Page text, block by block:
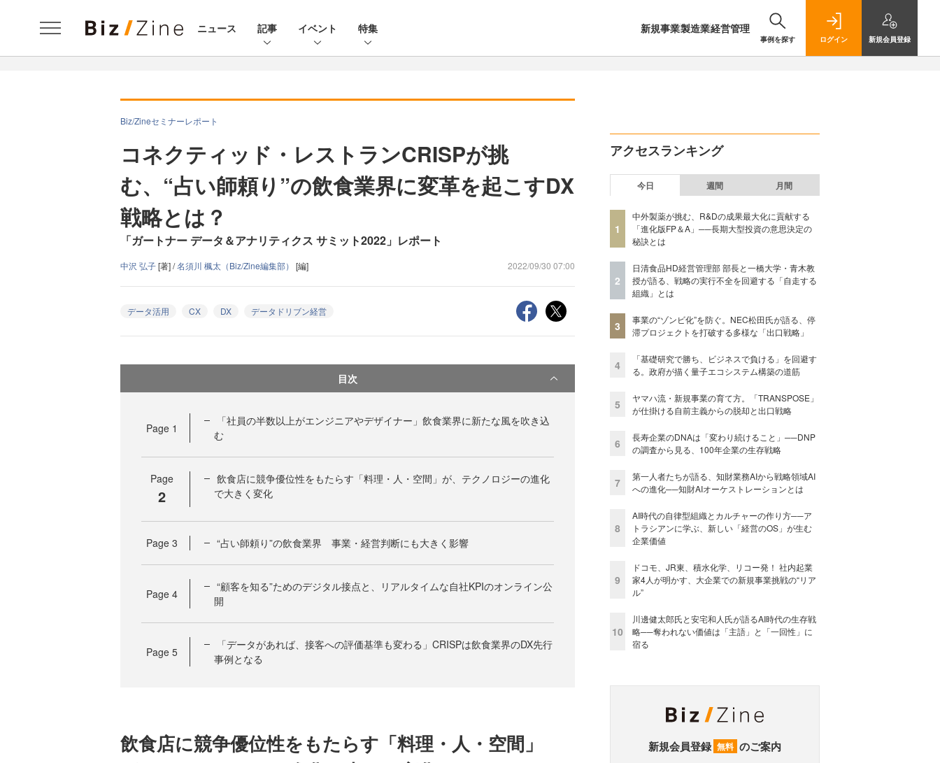
ニュース 記事 イベント 特集 新規事業製造業経営管理
事例を探す ログイン 新規会員登録
Biz/Zineセミナーレポート
コネクティッド・レストランCRISPが挑
む、“占い師頼り”の飲食業界に変革を起こすDX
戦略とは？
「ガートナー データ＆アナリティクス サミット2022」レポート
中沢 弘子[著] /名須川 楓太（Biz/Zine編集部） [編] 2022/09/30 07:00
データ活用 CX DX データドリブン経営
目次
Page 1
「社員の半数以上がエンジニアやデザイナー」飲食業界に新たな風を吹き込
む
Page
2
飲食店に競争優位性をもたらす「料理・人・空間」が、テクノロジーの進化
で大きく変化
Page 3 “占い師頼り”の飲食業界 事業・経営判断にも大きく影響
Page 4
“顧客を知る”ためのデジタル接点と、リアルタイムな自社KPIのオンライン公
開
Page 5
「データがあれば、接客への評価基準も変わる」CRISPは飲食業界のDX先行
事例となる
飲食店に競争優位性をもたらす「料理・人・空間」
アクセスランキング
今日 週間 月間
1
中外製薬が挑む、R&Dの成果最大化に貢献する
「進化版FP＆A」──長期大型投資の意思決定の
秘訣とは
2
日清食品HD経営管理部 部長と一橋大学・青木教
授が語る、戦略の実行不全を回避する「自走する
組織」とは
3
事業の“ゾンビ化”を防ぐ。NEC松田氏が語る、停
滞プロジェクトを打破する多様な「出口戦略」
4
「基礎研究で勝ち、ビジネスで負ける」を回避す
る。政府が描く量子エコシステム構築の道筋
5
ヤマハ流・新規事業の育て方。「TRANSPOSE」
が仕掛ける自前主義からの脱却と出口戦略
6
長寿企業のDNAは「変わり続けること」──DNP
の調査から見る、100年企業の生存戦略
7
第一人者たちが語る、知財業務AIから戦略領域AI
への進化──知財AIオーケストレーションとは
8
AI時代の自律型組織とカルチャーの作り方──ア
トラシアンに学ぶ、新しい「経営のOS」が生む
企業価値
9
ドコモ、JR東、積水化学、リコー発！ 社内起業
家4人が明かす、大企業での新規事業挑戦の“リア
ル”
10
川邊健太郎氏と安宅和人氏が語るAI時代の生存戦
略──奪われない価値は「主語」と「一回性」に
宿る
新規会員登録 無料 のご案内